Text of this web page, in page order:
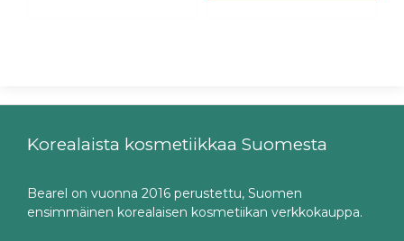
Korealaista kosmetiikkaa Suomesta
Bearel on vuonna 2016 perustettu, Suomen
ensimmäinen korealaisen kosmetiikan verkkokauppa.